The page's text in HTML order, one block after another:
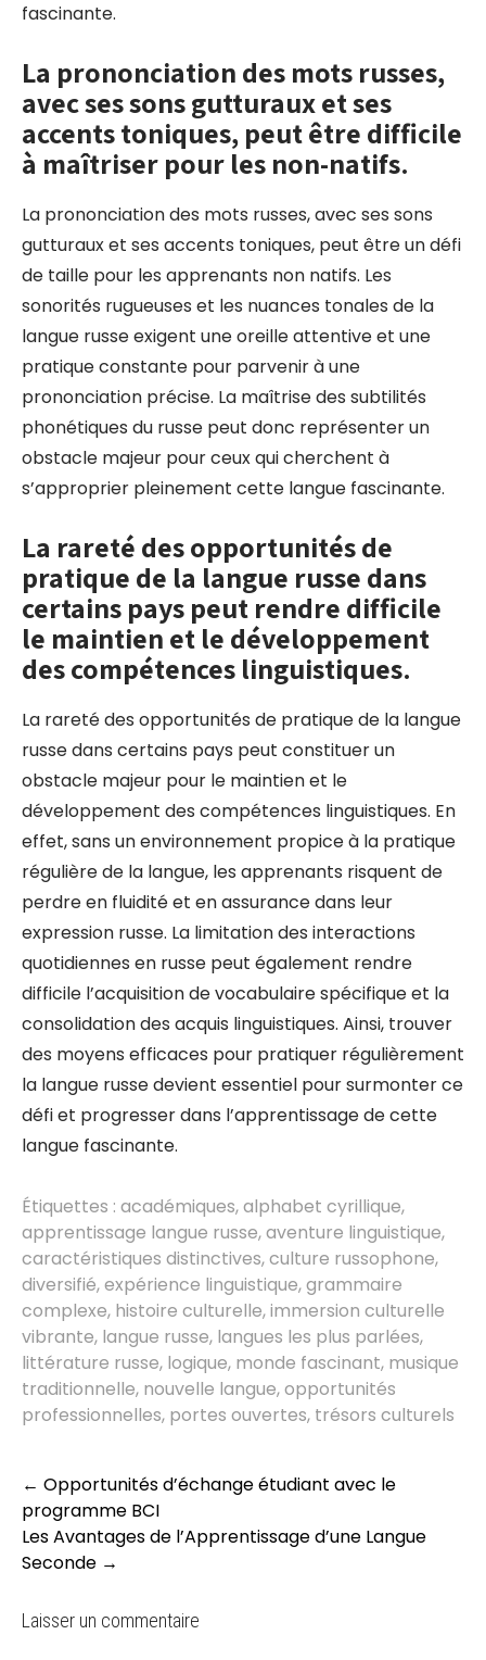
fascinante.
La prononciation des mots russes,
avec ses sons gutturaux et ses
accents toniques, peut être difficile
à maîtriser pour les non-natifs.
La prononciation des mots russes, avec ses sons
gutturaux et ses accents toniques, peut être un défi
de taille pour les apprenants non natifs. Les
sonorités rugueuses et les nuances tonales de la
langue russe exigent une oreille attentive et une
pratique constante pour parvenir à une
prononciation précise. La maîtrise des subtilités
phonétiques du russe peut donc représenter un
obstacle majeur pour ceux qui cherchent à
s’approprier pleinement cette langue fascinante.
La rareté des opportunités de
pratique de la langue russe dans
certains pays peut rendre difficile
le maintien et le développement
des compétences linguistiques.
La rareté des opportunités de pratique de la langue
russe dans certains pays peut constituer un
obstacle majeur pour le maintien et le
développement des compétences linguistiques. En
effet, sans un environnement propice à la pratique
régulière de la langue, les apprenants risquent de
perdre en fluidité et en assurance dans leur
expression russe. La limitation des interactions
quotidiennes en russe peut également rendre
difficile l’acquisition de vocabulaire spécifique et la
consolidation des acquis linguistiques. Ainsi, trouver
des moyens efficaces pour pratiquer régulièrement
la langue russe devient essentiel pour surmonter ce
défi et progresser dans l’apprentissage de cette
langue fascinante.
Étiquettes : académiques,alphabet cyrillique,
apprentissage langue russe,aventure linguistique,
caractéristiques distinctives,culture russophone,
diversifié,expérience linguistique,grammaire
complexe, histoire culturelle,immersion culturelle
vibrante, langue russe, langues les plus parlées,
littérature russe, logique, monde fascinant, musique
traditionnelle, nouvelle langue,opportunités
professionnelles, portes ouvertes, trésors culturels
Post
navigation
← Opportunités d’échange étudiant avec le
programme BCI
Les Avantages de l’Apprentissage d’une Langue
Seconde →
Laisser un commentaire